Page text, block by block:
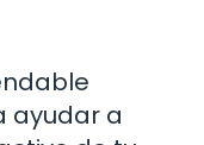
ayudar a